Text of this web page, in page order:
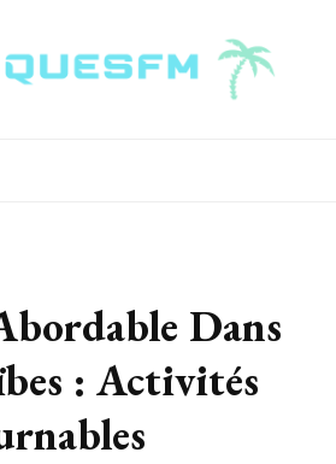
Dans
: Activités